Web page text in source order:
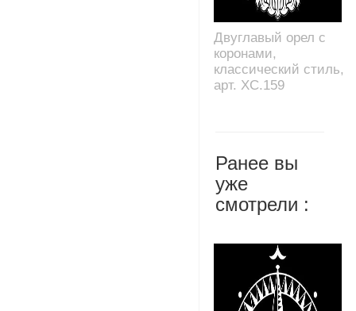
Двуглавый орел с
коронами,
классический стиль,
арт. XC.159
Ранее вы
уже
смотрели :